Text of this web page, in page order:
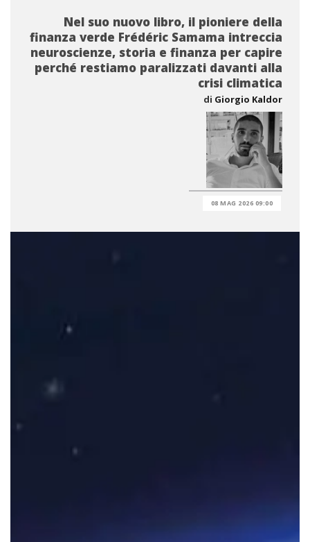
Nel suo nuovo libro, il pioniere della
finanza verde Frédéric Samama intreccia
neuroscienze, storia e finanza per capire
perché restiamo paralizzati davanti alla
crisi climatica
di Giorgio Kaldor
08 MAG 2026 09:00